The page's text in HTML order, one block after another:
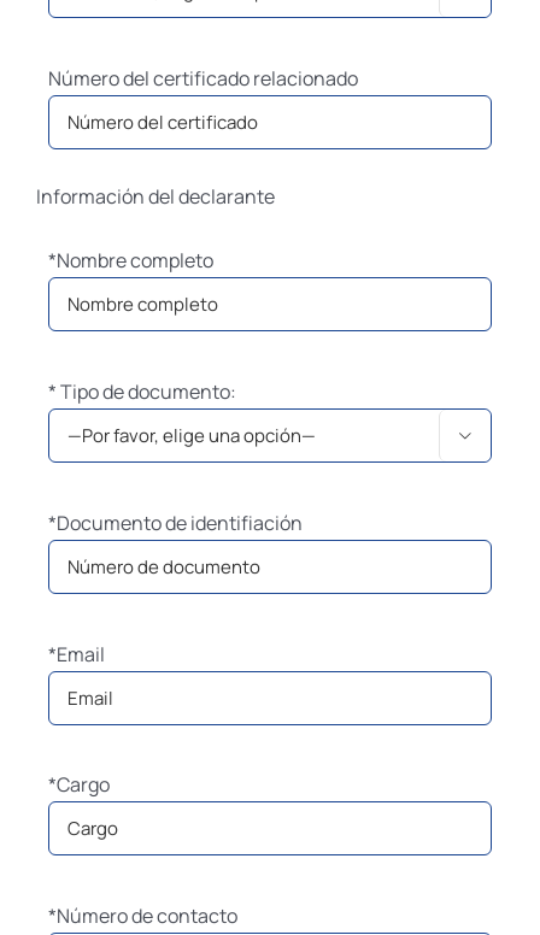
Número del certificado relacionado
Información del declarante
*Nombre completo
* Tipo de documento:

*Documento de identifiación
*Email
*Cargo
*Número de contacto